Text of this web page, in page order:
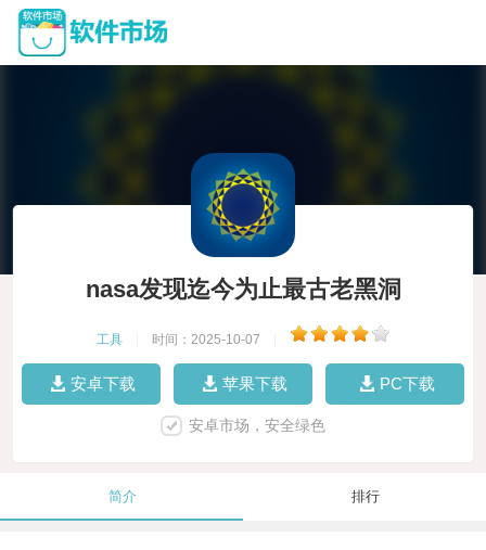
nasa发现迄今为止最古老黑洞
工具 时间：2025-10-07
安卓下载 苹果下载 PC下载
安卓市场，安全绿色
简介 排行